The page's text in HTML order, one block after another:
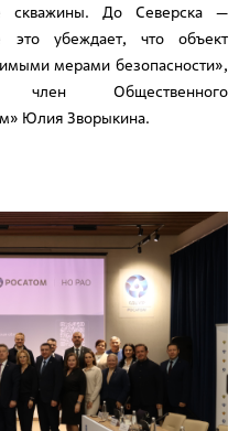
скважины. До Северска —
убеждает, что объект
мерами безопасности»,
член Общественного
Юлия Зворыкина.